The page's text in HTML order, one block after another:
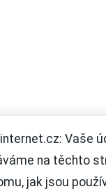
Vaše
na těchto
jak jsou